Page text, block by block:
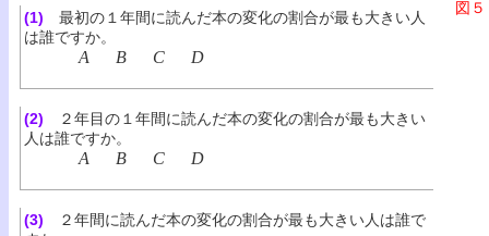
(1) 最初の１年間に読んだ本の変化の割合が最も大きい人
は誰ですか。
A B C D
(2) ２年目の１年間に読んだ本の変化の割合が最も大きい
人は誰ですか。
A B C D
(3) ２年間に読んだ本の変化の割合が最も大きい人は誰で
図５